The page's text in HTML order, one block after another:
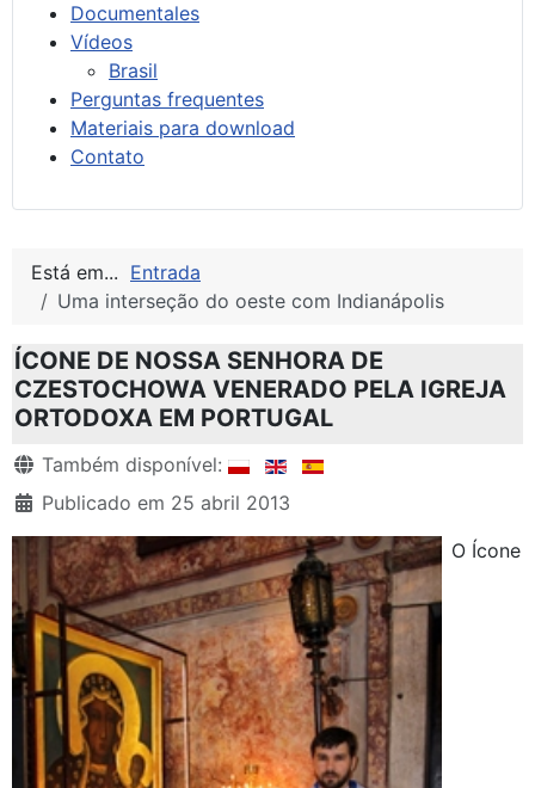
Documentales
Vídeos
Brasil
Perguntas frequentes
Materiais para download
Contato
Está em... Entrada
Uma interseção do oeste com Indianápolis
ÍCONE DE NOSSA SENHORA DE
CZESTOCHOWA VENERADO PELA IGREJA
ORTODOXA EM PORTUGAL
Detalhes
Também disponível:
Publicado em 25 abril 2013
O Ícone